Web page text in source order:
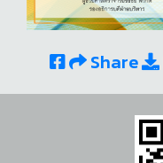
Share